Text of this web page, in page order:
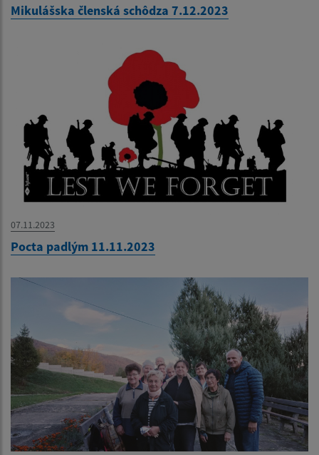
Mikulášska členská schôdza 7.12.2023
07.11.2023
Pocta padlým 11.11.2023